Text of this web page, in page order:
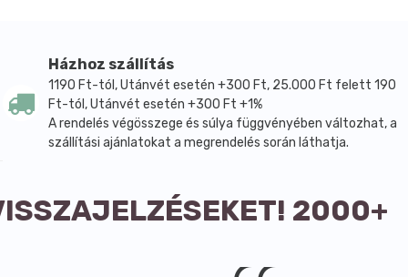
Házhoz szállítás
1190 Ft-tól, Utánvét esetén +300 Ft, 25.000 Ft felett 190
Ft-tól, Utánvét esetén +300 Ft +1%
A rendelés végösszege és súlya függvényében változhat, a
szállítási ajánlatokat a megrendelés során láthatja.
2000+